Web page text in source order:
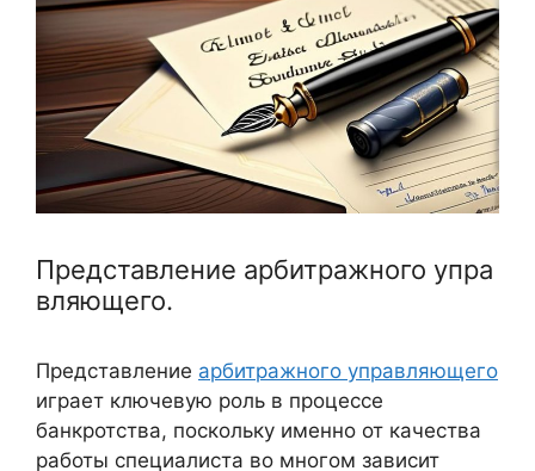
Представление арбитражного упра
вляющего.
Представление арбитражного управляющего
играет ключевую роль в процессе
банкротства, поскольку именно от качества
работы специалиста во многом зависит